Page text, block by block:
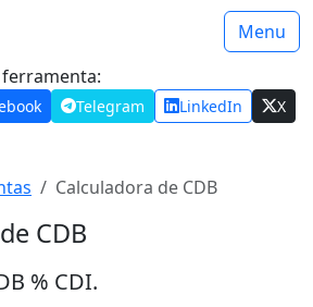
Menu
Telegram LinkedIn
X
Calculadora de CDB
CDB
% CDI.